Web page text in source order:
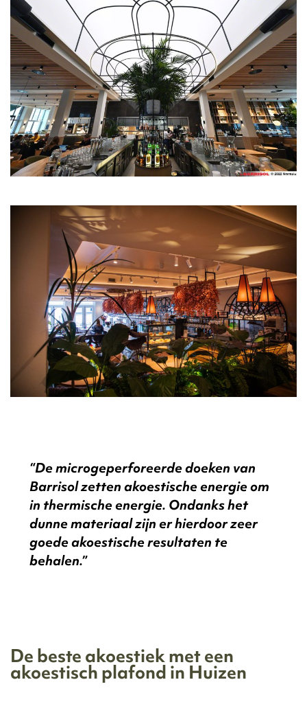
“De microgeperforeerde doeken van
Barrisol zetten akoestische energie om
in thermische energie. Ondanks het
dunne materiaal zijn er hierdoor zeer
goede akoestische resultaten te
behalen.”
De beste akoestiek met een
akoestisch plafond in Huizen